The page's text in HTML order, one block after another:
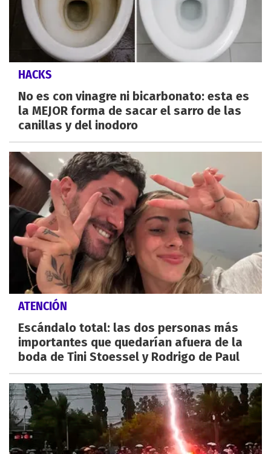
HACKS
No es con vinagre ni bicarbonato: esta es
la MEJOR forma de sacar el sarro de las
canillas y del inodoro
ATENCIÓN
Escándalo total: las dos personas más
importantes que quedarían afuera de la
boda de Tini Stoessel y Rodrigo de Paul